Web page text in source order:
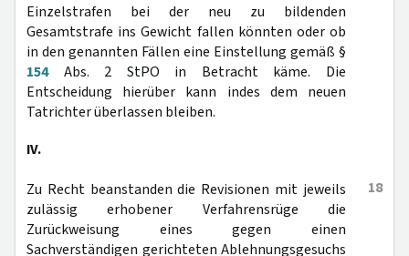
Einzelstrafen bei der neu zu bildenden
Gesamtstrafe ins Gewicht fallen könnten oder ob
in den genannten Fällen eine Einstellung gemäß §
154Abs. 2 StPO in Betracht käme. Die
Entscheidung hierüber kann indes dem neuen
Tatrichter überlassen bleiben.
IV.
18
Zu Recht beanstanden die Revisionen mit jeweils
zulässig erhobener Verfahrensrüge die
Zurückweisung eines gegen einen
Sachverständigen gerichteten Ablehnungsgesuchs